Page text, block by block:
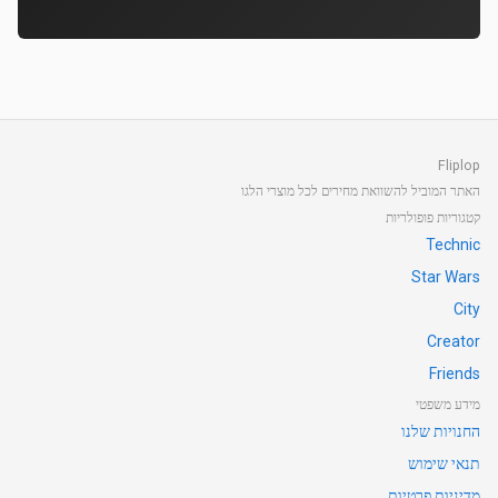
Fliplop
האתר המוביל להשוואת מחירים לכל מוצרי הלגו
קטגוריות פופולריות
Technic
Star Wars
City
Creator
Friends
מידע משפטי
החנויות שלנו
תנאי שימוש